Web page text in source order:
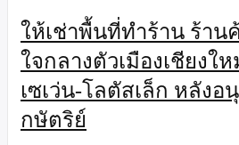
ให้เช่าพื้นที่ทำร้าน ร้าน
ใจกลางตัวเมืองเชียงใ
เซเว่น-โลตัสเล็ก หลังอ
กษัตริย์